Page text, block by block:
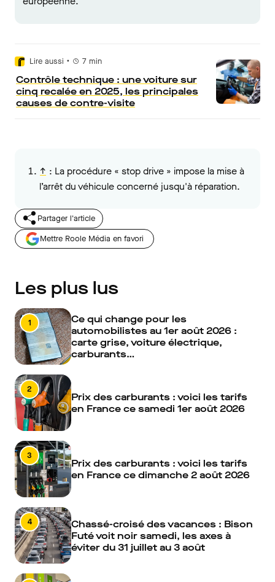
Lire aussi • 7 min
Contrôle technique : une voiture sur
cinq recalée en 2025, les principales
causes de contre-visite
↑ : La procédure « stop drive » impose la mise à
l’arrêt du véhicule concerné jusqu'à réparation.
Partager l'article
Mettre Roole Média en favori
Les plus lus
1
Ce qui change pour les
automobilistes au 1er août 2026 :
carte grise, voiture électrique,
carburants…
2
Prix des carburants : voici les tarifs
en France ce samedi 1er août 2026
3
Prix des carburants : voici les tarifs
en France ce dimanche 2 août 2026
4
Chassé-croisé des vacances : Bison
Futé voit noir samedi, les axes à
éviter du 31 juillet au 3 août